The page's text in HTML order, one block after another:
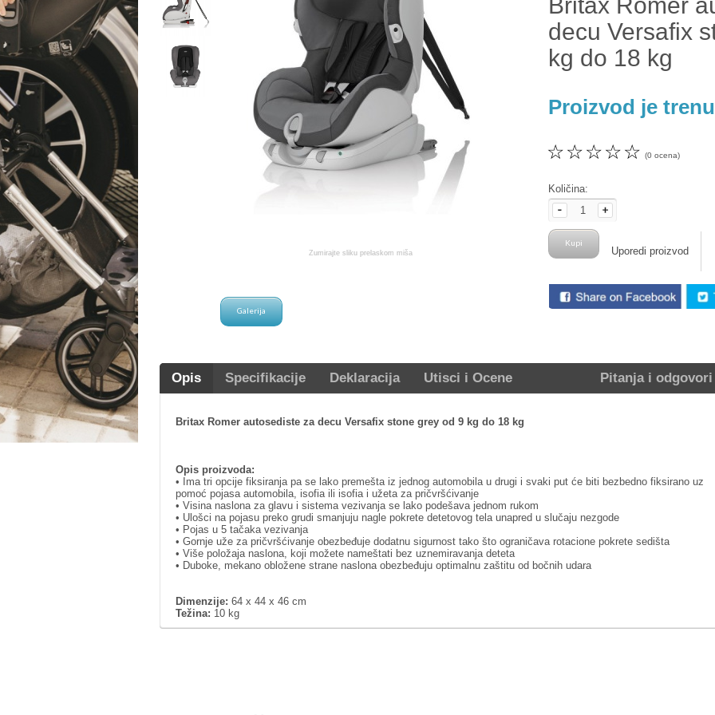
decu Versafix
kg do 18 kg
Proizvod je
☆
☆
☆
☆
☆ (0 ocena)
Količina:
Uporedi proizvod
Opis Specifikacije Deklaracija Utisci i Ocene Pitanja i odgovori
Britax Romer autosediste za decu Versafix stone grey od 9 kg do 18 kg
Opis proizvoda:
• Ima tri opcije fiksiranja pa se lako premešta iz jednog automobila u drugi i svaki put će biti bezbedno fiksirano uz
pomoć pojasa automobila, isofia ili isofia i užeta za pričvršćivanje
• Visina naslona za glavu i sistema vezivanja se lako podešava jednom rukom
• Ulošci na pojasu preko grudi smanjuju nagle pokrete detetovog tela unapred u slučaju nezgode
• Pojas u 5 tačaka vezivanja
• Gornje uže za pričvršćivanje obezbeđuje dodatnu sigurnost tako što ograničava rotacione pokrete sedišta
• Više položaja naslona, koji možete nameštati bez uznemiravanja deteta
• Duboke, mekano obložene strane naslona obezbeđuju optimalnu zaštitu od bočnih udara
Dimenzije: 64 x 44 x 46 cm
Težina: 10 kg